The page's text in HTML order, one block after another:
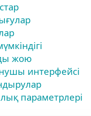
жою
интерфейсі
параметрлері